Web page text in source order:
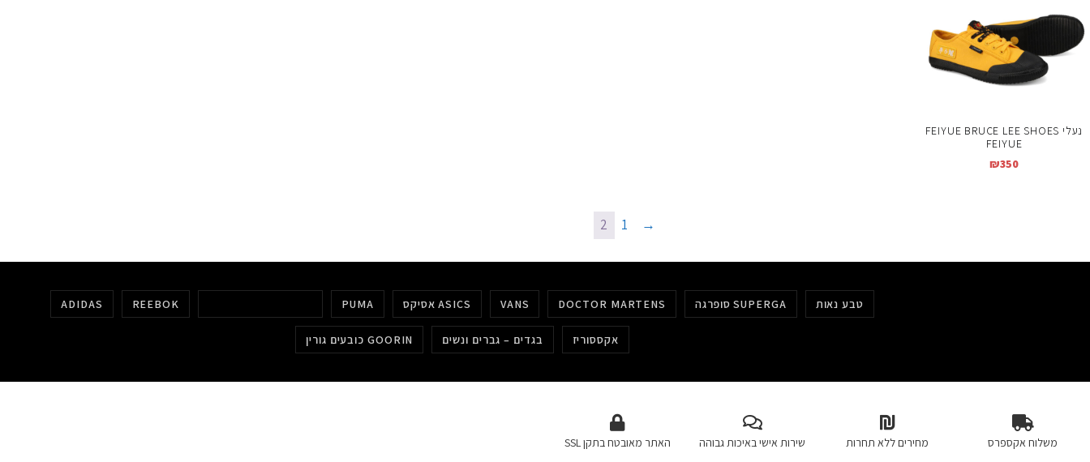
נעלי FEIYUE BRUCE LEE SHOES
FEIYUE
₪350
→
1
2
ADIDAS REEBOK PUMA אסיקס ASICS VANS DOCTOR MARTENS סופרגה SUPERGA טבע נאות
כובעים גורין GOORIN בגדים – גברים ונשים אקססוריז
משלוח אקספרס מחירים ללא תחרות שירות אישי באיכות גבוהה האתר מאובטח בתקן SSL